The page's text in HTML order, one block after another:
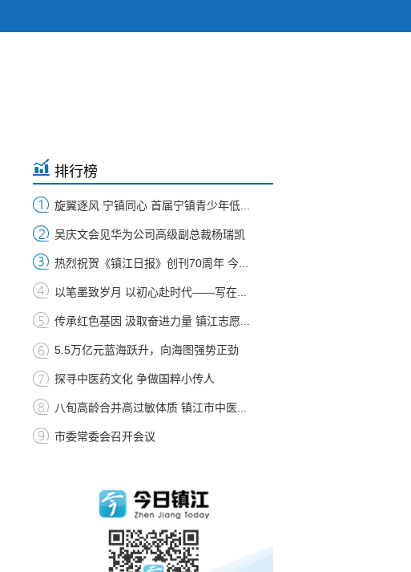
排行榜
旋翼逐风 宁镇同心 首届宁镇青少年低...
吴庆文会见华为公司高级副总裁杨瑞凯
热烈祝贺《镇江日报》创刊70周年 今...
以笔墨致岁月 以初心赴时代——写在...
传承红色基因 汲取奋进力量 镇江志愿...
5.5万亿元蓝海跃升，向海图强势正劲
探寻中医药文化 争做国粹小传人
八旬高龄合并高过敏体质 镇江市中医...
市委常委会召开会议